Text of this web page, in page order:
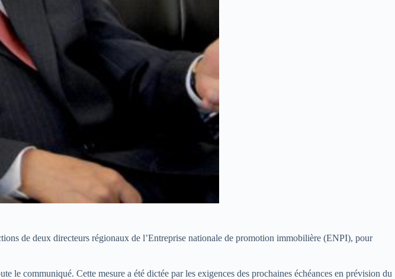
de deux directeurs régionaux de l’Entreprise nationale de promotion immobilière (ENPI), pour
communiqué. Cette mesure a été dictée par les exigences des prochaines échéances en prévision du